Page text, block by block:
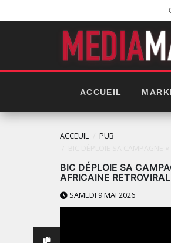
ACCUEIL
ACCEUIL
PUB
BIC DÉPLOIE SA
AFRICAINE RETROVIRAL
SAMEDI 9 MAI 2026